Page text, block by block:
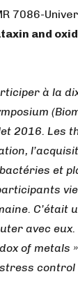
7086-
and
à la
2016. Les
et
C’était
avec eux.
of metals
control